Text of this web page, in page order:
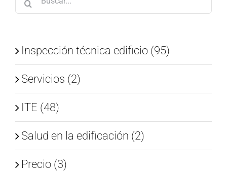
Inspección técnica edificio (95)
Servicios (2)
ITE (48)
Salud en la edificación (2)
Precio (3)